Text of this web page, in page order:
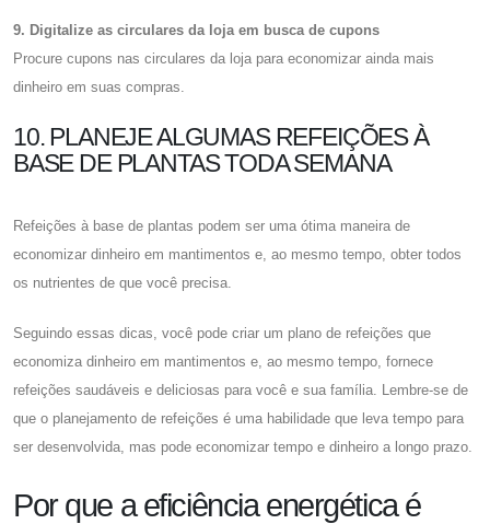
9. Digitalize as circulares da loja em busca de cupons
Procure cupons nas circulares da loja para economizar ainda mais
dinheiro em suas compras.
10. PLANEJE ALGUMAS REFEIÇÕES À
BASE DE PLANTAS TODA SEMANA
Refeições à base de plantas podem ser uma ótima maneira de
economizar dinheiro em mantimentos e, ao mesmo tempo, obter todos
os nutrientes de que você precisa.
Seguindo essas dicas, você pode criar um plano de refeições que
economiza dinheiro em mantimentos e, ao mesmo tempo, fornece
refeições saudáveis ​​e deliciosas para você e sua família. Lembre-se de
que o planejamento de refeições é uma habilidade que leva tempo para
ser desenvolvida, mas pode economizar tempo e dinheiro a longo prazo.
Por que a eficiência energética é